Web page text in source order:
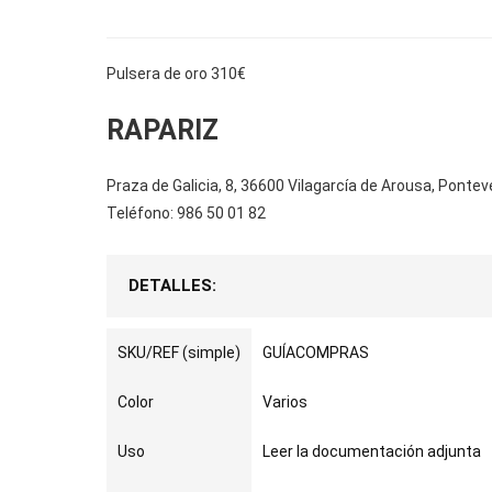
Pulsera de oro 310€
RAPARIZ
Praza de Galicia, 8, 36600 Vilagarcía de Arousa,
Teléfono: 986 50 01 82
DETALLES:
SKU/REF (simple) GUÍACOMPRAS
Color Varios
Uso Leer la documentación adjunta